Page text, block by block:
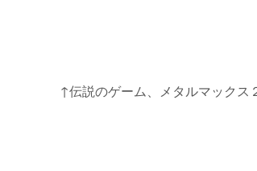
↑伝説のゲーム、メタルマックス